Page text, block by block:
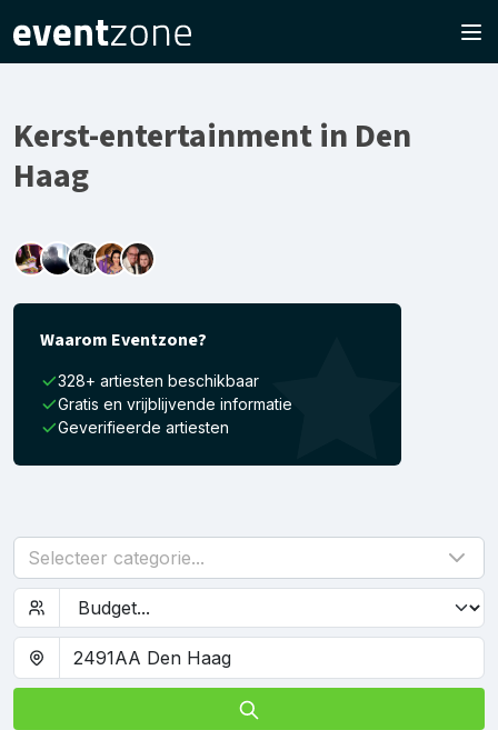
Kerst-entertainment in Den
Haag
Waarom Eventzone?
328+ artiesten beschikbaar
Gratis en vrijblijvende informatie
Geverifieerde artiesten
Selecteer categorie...